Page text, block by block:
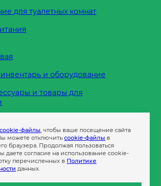
для туалетных комнат
и оборудование
и товары для
cookie-файлы, чтобы ваше посещение сайта
можете отключитьcookie-файлы в
браузера. Продолжая пользоваться
даете согласие на использование cookie-
перечисленных в Политике
данных.